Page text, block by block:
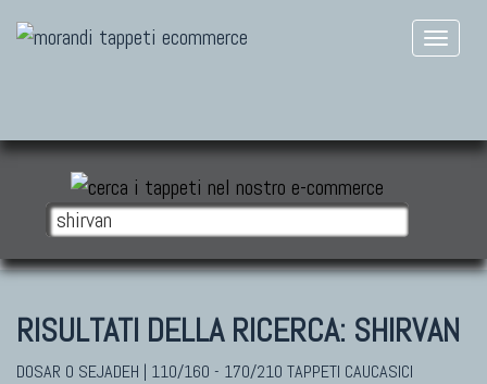
RISULTATI DELLA RICERCA: SHIRVAN
DOSAR O SEJADEH | 110/160 - 170/210 TAPPETI CAUCASICI